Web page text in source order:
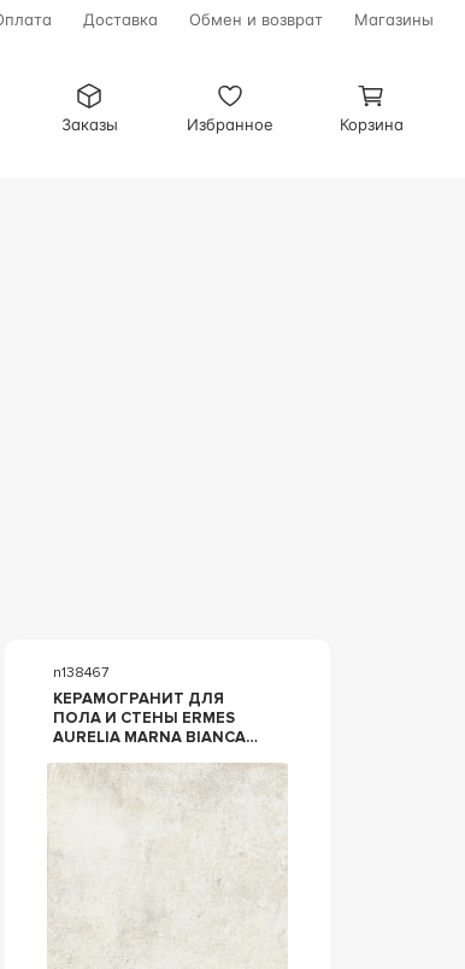
Доставка Обмен и возврат Магазины
Заказы Избранное Корзина
n138467
КЕРАМОГРАНИТ ДЛЯ
ПОЛА И СТЕНЫ ERMES
AURELIA MARNA BIANCA